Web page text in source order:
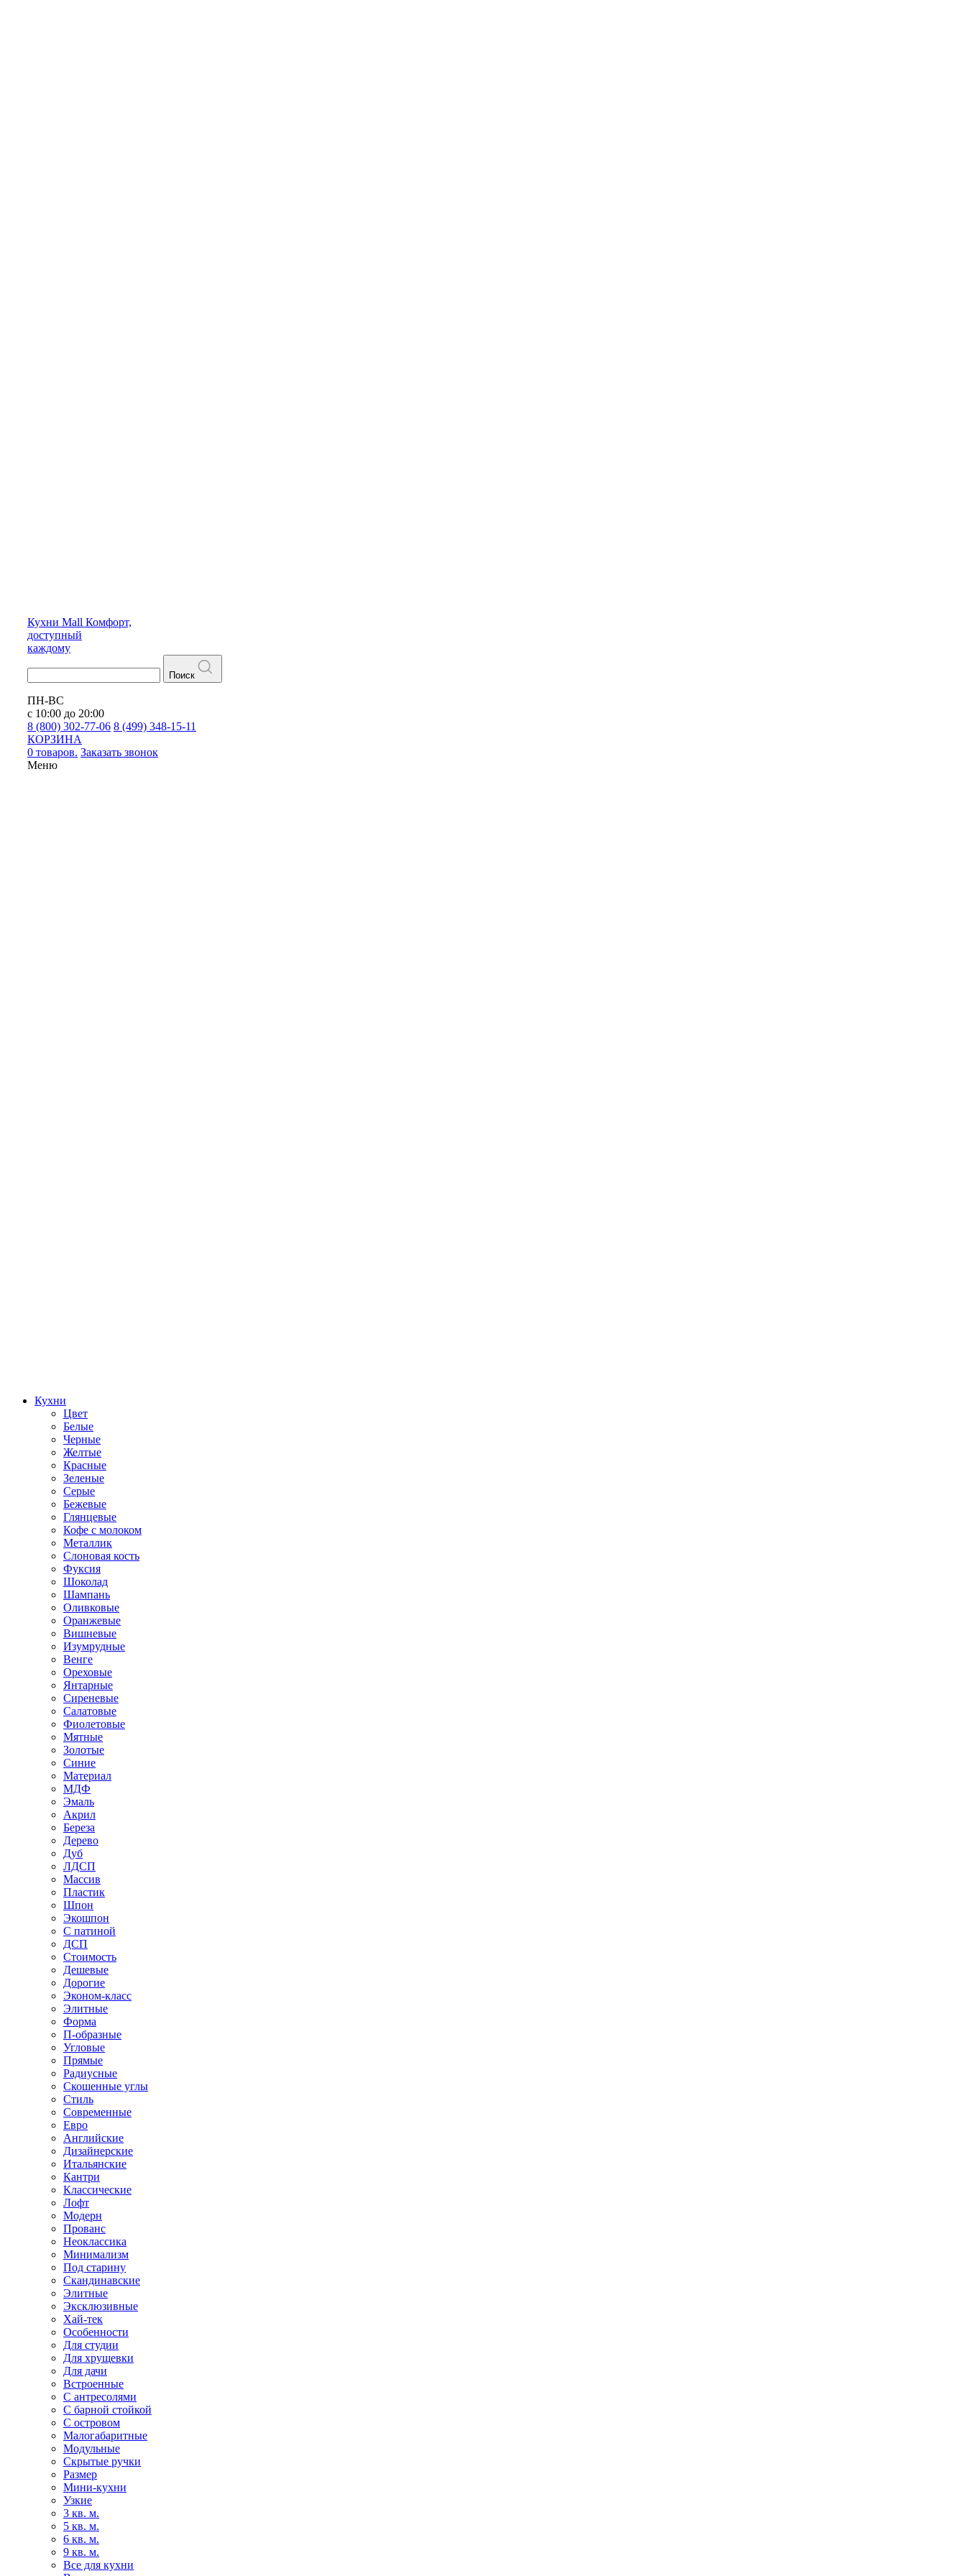
Кухни Mall Комфорт,
доступный
каждому
Поиск
ПН-ВС
с 10:00 до 20:00
8 (800) 302-77-06 8 (499) 348-15-11
КОРЗИНА
0 товаров. Заказать звонок
Меню
Кухни
Цвет
Белые
Черные
Желтые
Красные
Зеленые
Серые
Бежевые
Глянцевые
Кофе с молоком
Металлик
Слоновая кость
Фуксия
Шоколад
Шампань
Оливковые
Оранжевые
Вишневые
Изумрудные
Венге
Ореховые
Янтарные
Сиреневые
Салатовые
Фиолетовые
Мятные
Золотые
Синие
Материал
МДФ
Эмаль
Акрил
Береза
Дерево
Дуб
ЛДСП
Массив
Пластик
Шпон
Экошпон
С патиной
ДСП
Стоимость
Дешевые
Дорогие
Эконом-класс
Элитные
Форма
П-образные
Угловые
Прямые
Радиусные
Скошенные углы
Стиль
Современные
Евро
Английские
Дизайнерские
Итальянские
Кантри
Классические
Лофт
Модерн
Прованс
Неоклассика
Минимализм
Под старину
Скандинавские
Элитные
Эксклюзивные
Хай-тек
Особенности
Для студии
Для хрущевки
Для дачи
Встроенные
С антресолями
С барной стойкой
С островом
Малогабаритные
Модульные
Скрытые ручки
Размер
Мини-кухни
Узкие
3 кв. м.
5 кв. м.
6 кв. м.
9 кв. м.
Все для кухни